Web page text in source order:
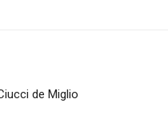
de Miglio